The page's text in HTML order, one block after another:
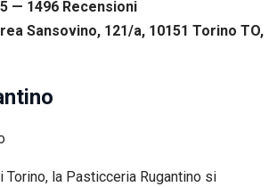
— 1496 Recensioni
Sansovino, 121/a, 10151 Torino TO,
Torino, la Pasticceria Rugantino si